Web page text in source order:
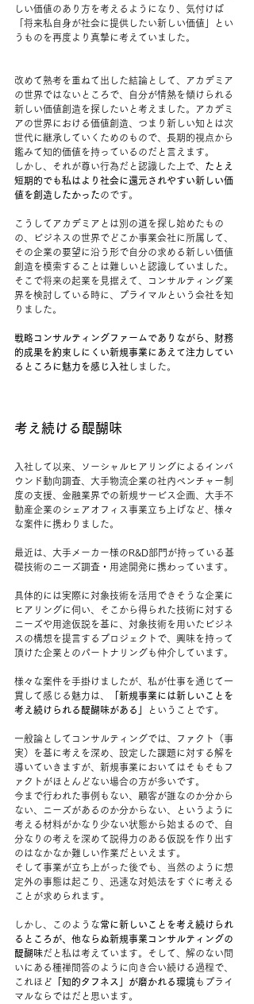
しい価値のあり方を考えるようになり、気付けば
「将来私自身が社会に提供したい新しい価値」とい
うものを再度より真摯に考えていました。
改めて熟考を重ねて出した結論として、アカデミア
の世界ではないところで、自分が情熱を傾けられる
新しい価値創造を探したいと考えました。アカデミ
アの世界における価値創造、つまり新しい知とは次
世代に継承していくためのもので、長期的視点から
鑑みて知的価値を持っているのだと言えます。
しかし、それが尊い行為だと認識した上で、 たとえ
短期的でも私はより社会に還元されやすい新しい価
値を創造したかったのです。
こうしてアカデミアとは別の道を探し始めたもの
の、ビジネスの世界でどこか事業会社に所属して、
その企業の要望に沿う形で自分の求める新しい価値
創造を模索することは難しいと認識していました。
そこで将来の起業を見据えて、コンサルティング業
界を検討している時に、プライマルという会社を知
りました。
戦略コンサルティングファームでありながら、財務
的成果を約束しにくい新規事業にあえて注力してい
るところに魅力を感じ入社 しました。
考え続ける醍醐味
入社して以来、ソーシャルヒアリングによるインバ
ウンド動向調査、大手物流企業の社内ベンチャー制
度の支援、金融業界での新規サービス企画、大手不
動産企業のシェアオフィス事業立ち上げなど、様々
な案件に携わりました。
最近は、大手メーカー様のR&D部門が持っている基
礎技術のニーズ調査・用途開発に携わっています。
具体的には実際に対象技術を活用できそうな企業に
ヒアリングに伺い、そこから得られた技術に対する
ニーズや用途仮説を基に、対象技術を用いたビジネ
スの構想を提言するプロジェクトで、興味を持って
頂けた企業とのパートナリングも仲介しています。
様々な案件を手掛けましたが、私が仕事を通じて一
貫して感じる魅力は、
「新規事業には新しいことを
考え続けられる醍醐味がある」
ということです。
一般論としてコンサルティングでは、ファクト（事
実）を基に考えを深め、設定した課題に対する解を
導いていきますが、新規事業においてはそもそもフ
ァクトがほとんどない場合の方が多いです。
今まで行われた事例もない、顧客が誰なのか分から
ない、ニーズがあるのか分からない、というように
考える材料がかなり少ない状態から始まるので、自
分なりの考えを深めて説得力のある仮説を作り出す
のはなかなか難しい作業だといえます。
そして事業が立ち上がった後でも、当然のように想
定外の事態は起こり、迅速な対処法をすぐに考える
ことが求められます。
しかし、このような常に新しいことを考え続けられ
るところが、他ならぬ新規事業コンサルティングの
醍醐味だと私は考えています。そして、解のない問
いにある種禅問答のように向き合い続ける過程で、
これほど 「知的タフネス」が磨かれる環境もプライ
マルならではだと思います。